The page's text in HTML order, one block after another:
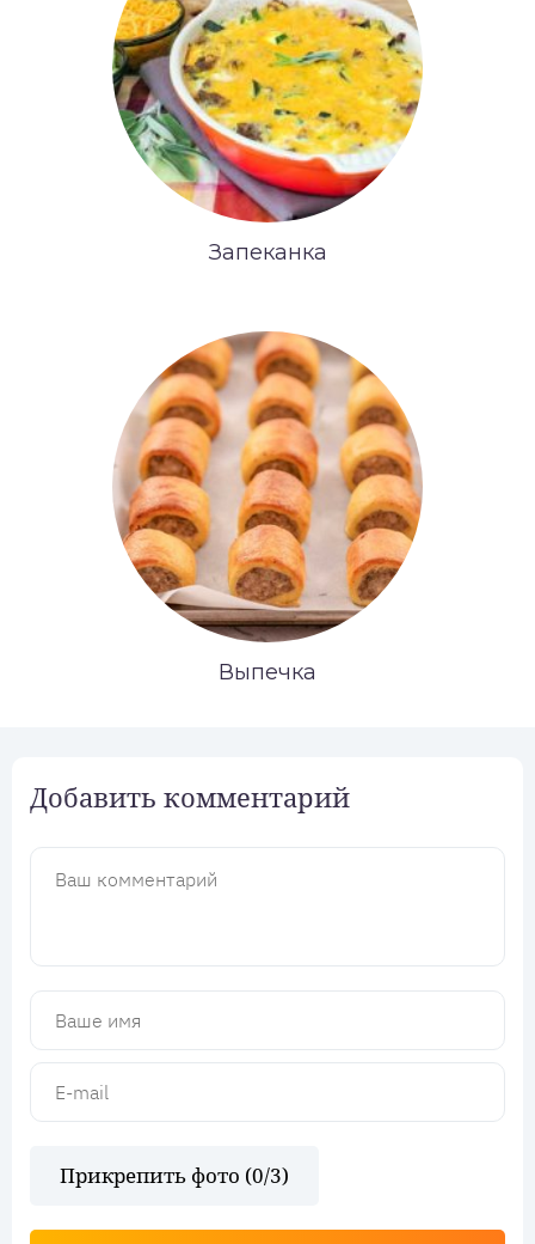
Запеканка
Выпечка
Добавить комментарий
Прикрепить фото (0/3)